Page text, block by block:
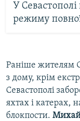
У
режиму повної
Раніше жителям
з дому, крім
Севастополі
яхтах і катерах,
блокпости.